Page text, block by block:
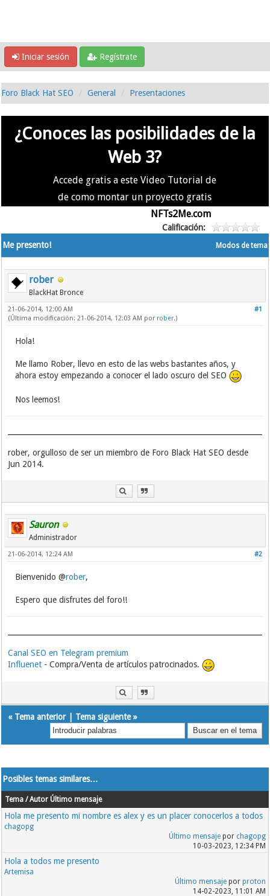
Iniciar sesión Regístrate
Foro Black Hat SEO General Presentaciones
¿Conoces las posibilidades de la
Web 3?
Accede gratis a este Video Tutorial de
de como montar un proyecto gratis
NFTs2Me.com
Calificación:
Modos de tema
Me presento!
rober
BlackHat Bronce
#1
21-06-2014, 12:00 AM
(Última modificación: 21-06-2014, 12:03 AM por rober.)
Hola!
Me llamo Rober, llevo en esto de las webs bastantes años, y
ahora estoy empezando a conocer el lado oscuro del SEO
Nos leemos!
rober, orgulloso de ser un miembro de Foro Black Hat SEO desde
Jun 2014.
Sauron
Administrador
#2
21-06-2014, 12:24 AM
Bienvenido @rober,
Espero que disfrutes del foro!!
Canal SEO en Telegram premium
Influenet - Compra/Venta de artículos patrocinados.
« Tema anterior| Tema siguiente»
Posibles temas similares…
Tema / Autor Último mensaje
Hola me presento mi nombre es alex y es un placer conocerlos a todos
chagopg
Último mensajepor chagopg
10-03-2023, 12:34 PM
Hola a todos me presento
Artemisa
Último mensajepor proton
14-02-2023, 11:01 AM